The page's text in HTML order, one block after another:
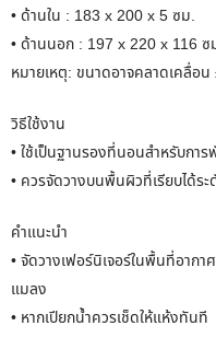
• ด้านใน : 183 x 200 x 5 ซม.
• ด้านนอก : 197 x 220 x 116 ซ
หมายเหตุ: ขนาดอาจคลาดเคลื่อ
วิธีใช้งาน
• ใช้เป็นฐานรองที่นอนสำหรับกา
• ควรจัดวางบนพื้นผิวที่เรียบได้ระ
คำแนะนำ
• จัดวางเฟอร์นิเจอร์ในพื้นที่อาก
แมลง
• หากเปียกน้ำควรเช็ดให้แห้งทันที